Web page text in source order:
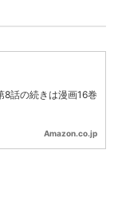
8話の続きは漫画16巻
Amazon.co.jp